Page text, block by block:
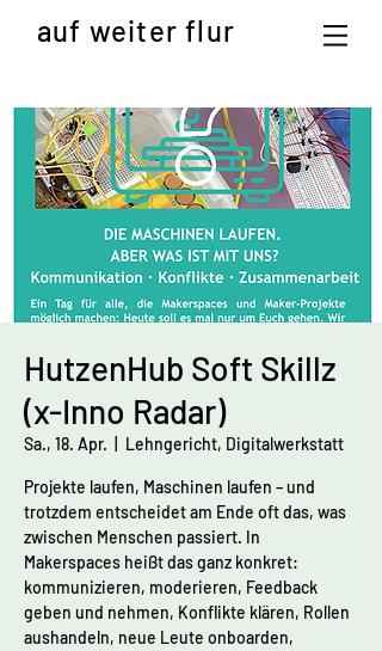
auf weiter flur
HutzenHub Soft Skillz
(x-Inno Radar)
Sa., 18. Apr. Lehngericht, Digitalwerkstatt
Projekte laufen, Maschinen laufen – und
trotzdem entscheidet am Ende oft das, was
zwischen Menschen passiert. In
Makerspaces heißt das ganz konkret:
kommunizieren, moderieren, Feedback
geben und nehmen, Konflikte klären, Rollen
aushandeln, neue Leute onboarden,